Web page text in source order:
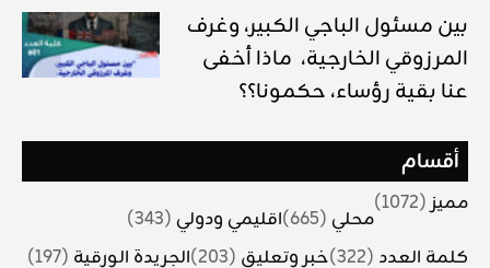
بين مسئول الباجي الكبير، وغرف
المرزوقي الخارجية، ماذا أخفى
عنا بقية رؤساء، حكمونا؟؟
أقسام
مميز(1072)
محلي (665) اقليمي ودولي (343)
كلمة العدد (322) خبر وتعليق (203) الجريدة الورقية (197)